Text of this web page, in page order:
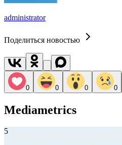
administrator
Поделиться новостью
0 0 0 0
Mediametrics
5